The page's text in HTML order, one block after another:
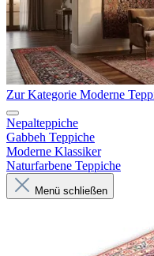
Zur Kategorie Moderne
Nepalteppiche
Gabbeh Teppiche
Moderne Klassiker
Naturfarbene Teppiche
Menü schließen